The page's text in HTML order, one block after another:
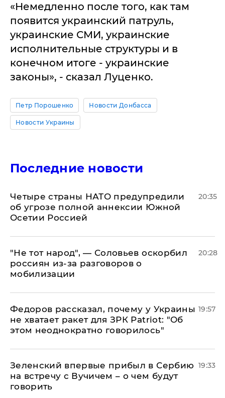
«Немедленно после того, как там
появится украинский патруль,
украинские СМИ, украинские
исполнительные структуры и в
конечном итоге - украинские
законы», - сказал Луценко.
Петр Порошенко Новости Донбасса
Новости Украины
Последние новости
Четыре страны НАТО предупредили
об угрозе полной аннексии Южной
Осетии Россией
20:35
​"Не тот народ", — Соловьев оскорбил
россиян из-за разговоров о
мобилизации
20:28
Федоров рассказал, почему у Украины
не хватает ракет для ЗРК Patriot: "Об
этом неоднократно говорилось"
19:57
Зеленский впервые прибыл в Сербию
на встречу с Вучичем – о чем будут
говорить
19:33